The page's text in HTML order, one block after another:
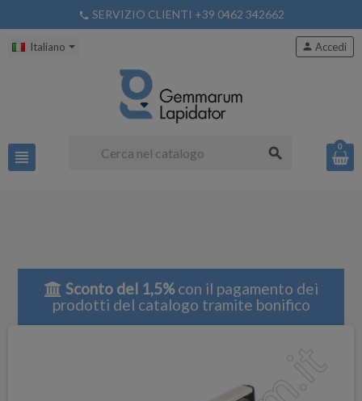
phone SERVIZIO CLIENTI +39 0462 342662
Italiano
view_headline search
person Accedi
0
Sconto del 1,5%con il pagamento dei
prodotti del catalogo tramite bonifico